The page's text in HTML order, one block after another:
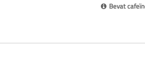
Bevat